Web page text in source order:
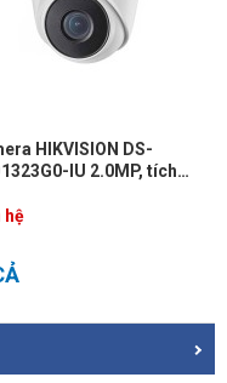
HIKVISION DS-
IU 2.0MP, tích
thu âm, hồng ngoại
hệ